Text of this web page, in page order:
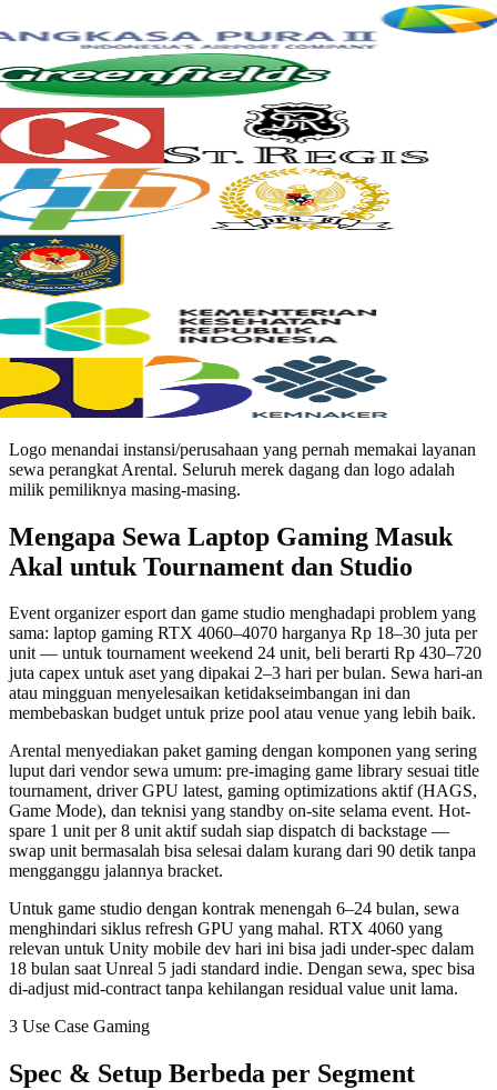
Logo menandai instansi/perusahaan yang pernah memakai layanan
sewa perangkat Arental. Seluruh merek dagang dan logo adalah
milik pemiliknya masing-masing.
Mengapa Sewa Laptop Gaming Masuk
Akal untuk Tournament dan Studio
Event organizer esport dan game studio menghadapi problem yang
sama: laptop gaming RTX 4060–4070 harganya Rp 18–30 juta per
unit — untuk tournament weekend 24 unit, beli berarti Rp 430–720
juta capex untuk aset yang dipakai 2–3 hari per bulan. Sewa hari-an
atau mingguan menyelesaikan ketidakseimbangan ini dan
membebaskan budget untuk prize pool atau venue yang lebih baik.
Arental menyediakan paket gaming dengan komponen yang sering
luput dari vendor sewa umum: pre-imaging game library sesuai title
tournament, driver GPU latest, gaming optimizations aktif (HAGS,
Game Mode), dan teknisi yang standby on-site selama event. Hot-
spare 1 unit per 8 unit aktif sudah siap dispatch di backstage —
swap unit bermasalah bisa selesai dalam kurang dari 90 detik tanpa
mengganggu jalannya bracket.
Untuk game studio dengan kontrak menengah 6–24 bulan, sewa
menghindari siklus refresh GPU yang mahal. RTX 4060 yang
relevan untuk Unity mobile dev hari ini bisa jadi under-spec dalam
18 bulan saat Unreal 5 jadi standard indie. Dengan sewa, spec bisa
di-adjust mid-contract tanpa kehilangan residual value unit lama.
3 Use Case Gaming
Spec & Setup Berbeda per Segment